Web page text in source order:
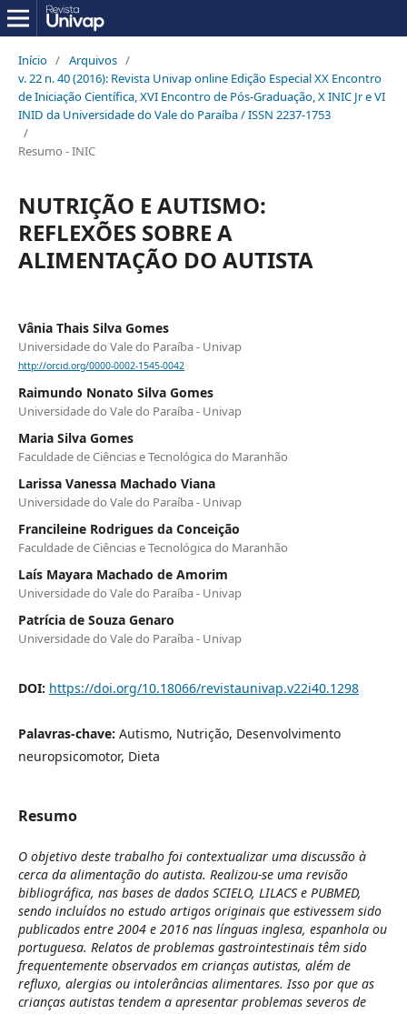
Início / Arquivos /
v. 22 n. 40 (2016): Revista Univap online Edição Especial XX Encontro
de Iniciação Científica, XVI Encontro de Pós-Graduação, X INIC Jr e VI
INID da Universidade do Vale do Paraíba / ISSN 2237-1753
/
Resumo - INIC
NUTRIÇÃO E AUTISMO:
REFLEXÕES SOBRE A
ALIMENTAÇÃO DO AUTISTA
Vânia Thais Silva Gomes
Universidade do Vale do Paraíba - Univap
http://orcid.org/0000-0002-1545-0042
Raimundo Nonato Silva Gomes
Universidade do Vale do Paraíba - Univap
Maria Silva Gomes
Faculdade de Ciências e Tecnológica do Maranhão
Larissa Vanessa Machado Viana
Universidade do Vale do Paraíba - Univap
Francileine Rodrigues da Conceição
Faculdade de Ciências e Tecnológica do Maranhão
Laís Mayara Machado de Amorim
Universidade do Vale do Paraíba - Univap
Patrícia de Souza Genaro
Universidade do Vale do Paraíba - Univap
DOI: https://doi.org/10.18066/revistaunivap.v22i40.1298
Palavras-chave: Autismo, Nutrição, Desenvolvimento
neuropsicomotor, Dieta
Resumo
O objetivo deste trabalho foi contextualizar uma discussão à
cerca da alimentação do autista. Realizou-se uma revisão
bibliográfica, nas bases de dados SCIELO, LILACS e PUBMED,
sendo incluídos no estudo artigos originais que estivessem sido
publicados entre 2004 e 2016 nas línguas inglesa, espanhola ou
portuguesa. Relatos de problemas gastrointestinais têm sido
frequentemente observados em crianças autistas, além de
refluxo, alergias ou intolerâncias alimentares. Isso por que as
crianças autistas tendem a apresentar problemas severos de